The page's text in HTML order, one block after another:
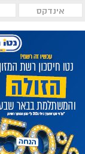
אינדקס